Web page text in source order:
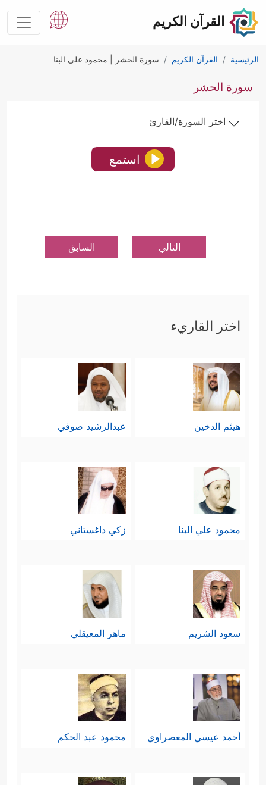
القرآن الكريم
الرئيسية القرآن الكريم سورة الحشر | محمود علي البنا
سورة الحشر
اختر السورة/القارئ
استمع
التالي السابق
اختر القاريء
هيثم الدخين عبدالرشيد صوفي
محمود علي البنا زكي داغستاني
سعود الشريم ماهر المعيقلي
أحمد عيسي المعصراوي محمود عبد الحكم